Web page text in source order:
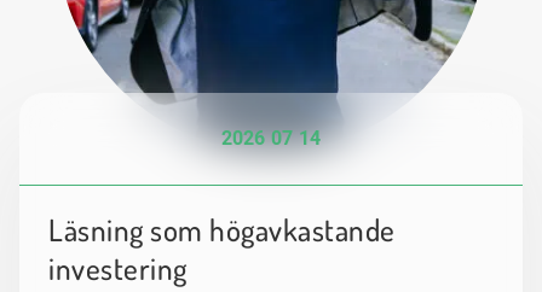
2026 07 14
Läsning som högavkastande
investering